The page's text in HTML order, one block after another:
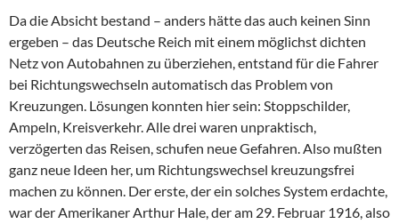
Da die Absicht bestand – anders hätte das auch keinen Sinn
ergeben – das Deutsche Reich mit einem möglichst dichten
Netz von Autobahnen zu überziehen, entstand für die Fahrer
bei Richtungswechseln automatisch das Problem von
Kreuzungen. Lösungen konnten hier sein: Stoppschilder,
Ampeln, Kreisverkehr. Alle drei waren unpraktisch,
verzögerten das Reisen, schufen neue Gefahren. Also mußten
ganz neue Ideen her, um Richtungswechsel kreuzungsfrei
machen zu können. Der erste, der ein solches System erdachte,
war der Amerikaner Arthur Hale, der am 29. Februar 1916, also